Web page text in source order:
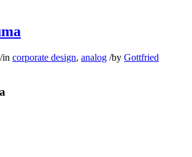
/in corporate design, analog /by Gottfried